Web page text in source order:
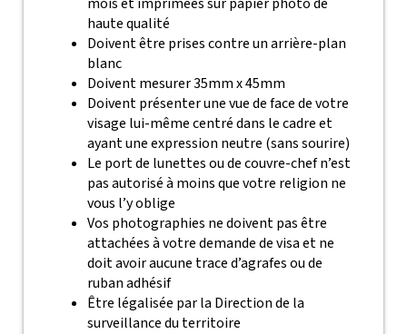
haute qualité
Doivent être prises contre un arrière-plan
blanc
Doivent mesurer 35mm x 45mm
Doivent présenter une vue de face de votre
visage lui-même centré dans le cadre et
ayant une expression neutre (sans sourire)
Le port de lunettes ou de couvre-chef n’est
pas autorisé à moins que votre religion ne
vous l’y oblige
Vos photographies ne doivent pas être
attachées à votre demande de visa et ne
doit avoir aucune trace d’agrafes ou de
ruban adhésif
Être légalisée par la Direction de la
surveillance du territoire